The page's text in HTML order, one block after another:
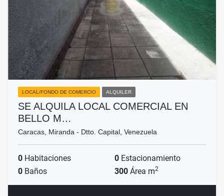
LOCAL/FONDO DE COMERCIO ALQUILER
SE ALQUILA LOCAL COMERCIAL EN
BELLO M…
Caracas, Miranda - Dtto. Capital, Venezuela
0 Habitaciones 0 Estacionamiento
0 Baños 300 Área m2